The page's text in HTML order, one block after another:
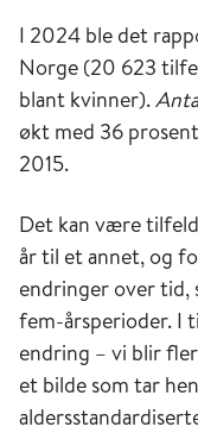
I 2024 ble det
Norge (20 623
blant kvinner).
økt med 36
2015.
Det kan være
år til et annet, og
endringer over
fem-årsperioder. I
endring – vi blir
et bilde som tar